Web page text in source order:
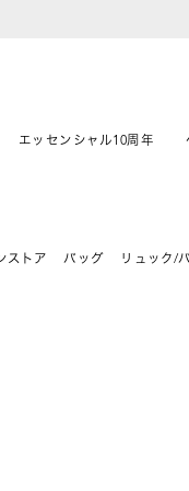
エッセンシャル10周年
ストア バッグ リュック/